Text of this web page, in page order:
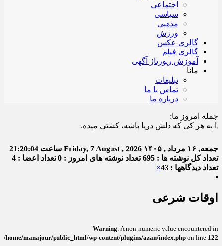
اجتماعی
سیاسی
مذهبی
ورزش
گالری عکس
گالری فیلم
آموزش رپورتاژ آگهی
مانا
تبلیغات
تماس با ما
درباره ما
جمله امروز ما:
هر کی که دلش دریا باشه، کشتی میده.
جمعه, ۱۶ مرداد , ۱۴۰۵ Friday, 7 August , 2026 ساعت 21:20:04
تعداد کل نوشته ها : 695
تعداد نوشته های امروز : 0
تعداد اعضا : 4
تعداد دیدگاهها : 43
×
اوقات شرعی
Warning: A non-numeric value encountered in
/home/manajour/public_html/wp-content/plugins/azan/index.php on line 122